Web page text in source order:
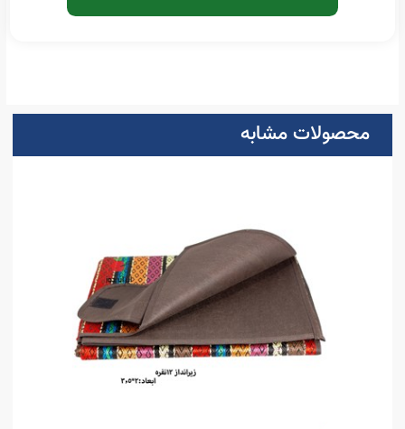
خريد عمده - تماس با 05632521380
محصولات مشابه